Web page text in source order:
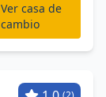
Ver casa de
cambio